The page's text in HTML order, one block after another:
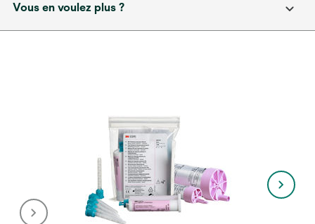
Vous en voulez plus ?